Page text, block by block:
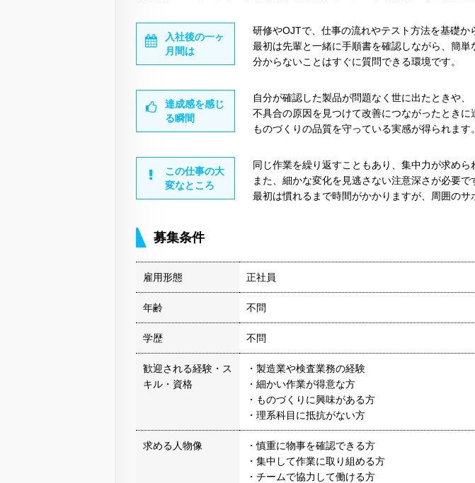
入社後の一ヶ
月間は
研修やOJTで、仕事の流れやテスト方法を基礎か
最初は先輩と一緒に手順書を確認しながら、簡単
分からないことはすぐに質問できる環境です。
達成感を感じ
る瞬間
自分が確認した製品が問題なく世に出たときや、
不具合の原因を見つけて改善につながったときに
ものづくりの品質を守っている実感が得られます。
この仕事の大
変なところ
同じ作業を繰り返すこともあり、集中力が求めら
また、細かな変化を見逃さない注意深さが必要で
最初は慣れるまで時間がかかりますが、周囲のサ
募集条件
雇用形態 正社員
年齢 不問
学歴 不問
歓迎される経験・ス
キル・資格
・製造業や検査業務の経験
・細かい作業が得意な方
・ものづくりに興味がある方
・理系科目に抵抗がない方
求める人物像
・慎重に物事を確認できる方
・集中して作業に取り組める方
・チームで協力して働ける方